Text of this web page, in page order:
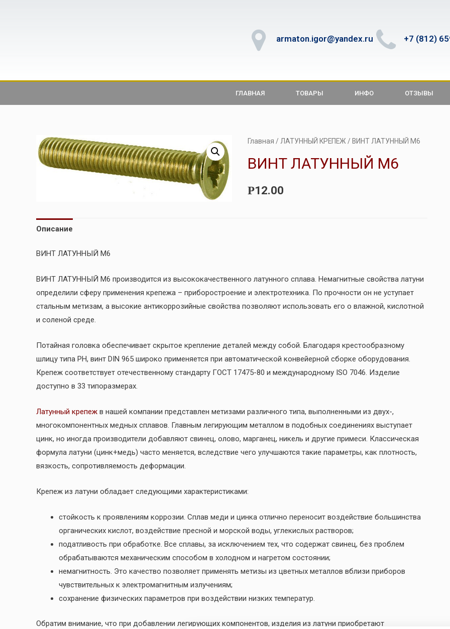
armaton.igor@yandex.ru +7 (812)
ГЛАВНАЯ ТОВАРЫ ИНФО ОТЗЫВЫ
Главная / ЛАТУННЫЙ КРЕПЕЖ / ВИНТ ЛАТУННЫЙ М6
ВИНТ ЛАТУННЫЙ М6
Р12.00
Описание
ВИНТ ЛАТУННЫЙ М6
ВИНТ ЛАТУННЫЙ М6 производится из высококачественного латунного сплава. Немагнитные свойства латуни
определили сферу применения крепежа – приборостроение и электротехника. По прочности он не уступает
стальным метизам, а высокие антикоррозийные свойства позволяют использовать его о влажной, кислотной
и соленой среде.
Потайная головка обеспечивает скрытое крепление деталей между собой. Благодаря крестообразному
шлицу типа PH, винт DIN 965 широко применяется при автоматической конвейерной сборке оборудования.
Крепеж соответствует отечественному стандарту ГОСТ 17475-80 и международному ISO 7046. Изделие
доступно в 33 типоразмерах.
Латунный крепеж в нашей компании представлен метизами различного типа, выполненными из двух-,
многокомпонентных медных сплавов. Главным легирующим металлом в подобных соединениях выступает
цинк, но иногда производители добавляют свинец, олово, марганец, никель и другие примеси. Классическая
формула латуни (цинк+медь) часто меняется, вследствие чего улучшаются такие параметры, как плотность,
вязкость, сопротивляемость деформации.
Крепеж из латуни обладает следующими характеристиками:
стойкость к проявлениям коррозии. Сплав меди и цинка отлично переносит воздействие большинства
органических кислот, воздействие пресной и морской воды, углекислых растворов;
податливость при обработке. Все сплавы, за исключением тех, что содержат свинец, без проблем
обрабатываются механическим способом в холодном и нагретом состоянии;
немагнитность. Это качество позволяет применять метизы из цветных металлов вблизи приборов
чувствительных к электромагнитным излучениям;
сохранение физических параметров при воздействии низких температур.
Обратим внимание, что при добавлении легирующих компонентов, изделия из латуни приобретают